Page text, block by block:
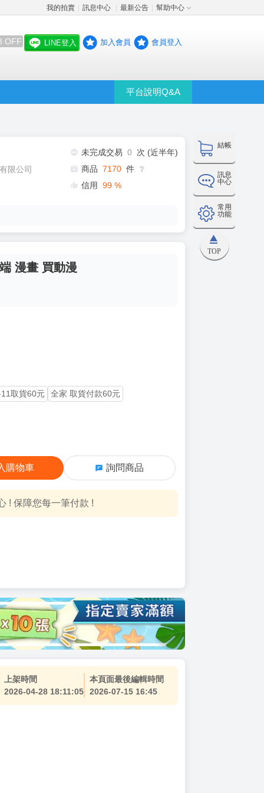
我的拍賣 訊息中心 最新公告 幫助中心
OFF LINE登入 加入會員 會員登入
平台說明Q&A
結帳
訊息
中心
常用
功能
TOP
限公司
未完成交易 0
次 (近半年)
商品 7170 件 ❔
信用 99 %
漫畫 買動漫
取貨60元
全家 取貨付款60元
購物車 詢問商品
! 保障您每一筆付款 !